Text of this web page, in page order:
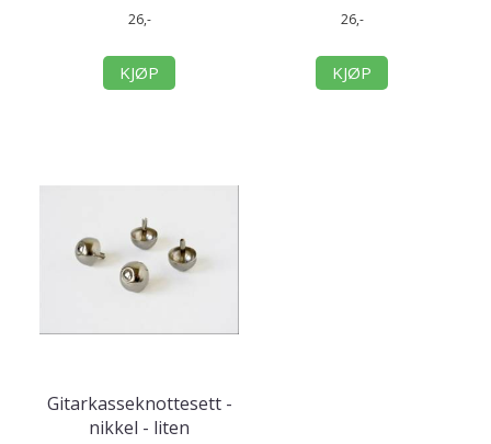
26,-
KJØP
26,-
KJØP
Gitarkasseknottesett -
nikkel - liten